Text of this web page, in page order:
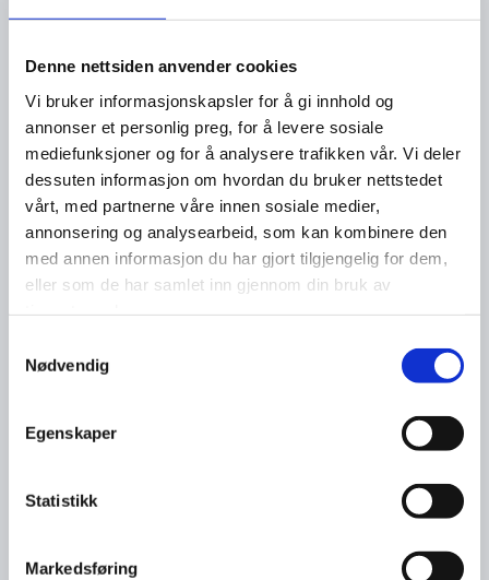
Denne nettsiden anvender cookies
Vi bruker informasjonskapsler for å gi innhold og
annonser et personlig preg, for å levere sosiale
mediefunksjoner og for å analysere trafikken vår. Vi deler
dessuten informasjon om hvordan du bruker nettstedet
vårt, med partnerne våre innen sosiale medier,
annonsering og analysearbeid, som kan kombinere den
med annen informasjon du har gjort tilgjengelig for dem,
eller som de har samlet inn gjennom din bruk av
Nødvendig
Egenskaper
Statistikk
Markedsføring